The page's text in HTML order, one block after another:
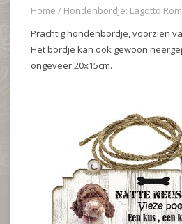
Home / Hondenbordje: Lagotto
Prachtig hondenbordje, voorzien
Het bordje kan ook gewoon
ongeveer 20x15cm.